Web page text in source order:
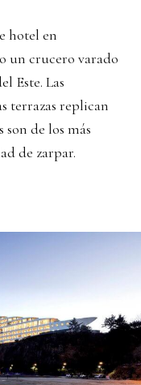
hotel en
un crucero varado
Este. Las
terrazas replican
son de los más
de zarpar.